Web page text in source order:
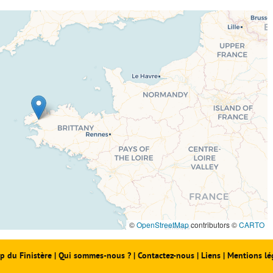
©OpenStreetMapcontributors ©CARTO
du Finistère| Qui sommes-nous ? | Contactez-nous| Liens| Mentions